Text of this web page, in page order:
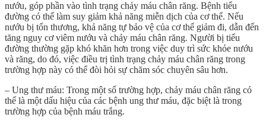
nướu, góp phần vào tình trạng chảy máu chân răng. Bệnh tiểu
đường có thể làm suy giảm khả năng miễn dịch của cơ thể. Nếu
nướu bị tổn thương, khả năng tự bảo vệ của cơ thể giảm đi, dẫn đến
tăng nguy cơ viêm nướu và chảy máu chân răng. Người bị tiểu
đường thường gặp khó khăn hơn trong việc duy trì sức khỏe nướu
và răng, do đó, việc điều trị tình trạng chảy máu chân răng trong
trường hợp này có thể đòi hỏi sự chăm sóc chuyên sâu hơn.
– Ung thư máu: Trong một số trường hợp, chảy máu chân răng có
thể là một dấu hiệu của các bệnh ung thư máu, đặc biệt là trong
trường hợp của bệnh máu trắng.